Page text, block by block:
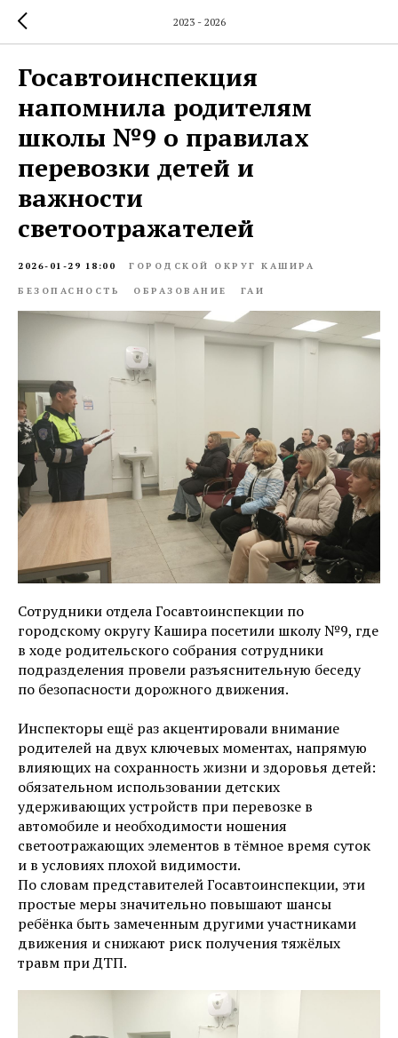
2023 - 2026
Госавтоинспекция
напомнила родителям
школы №9 о правилах
перевозки детей и
важности
светоотражателей
2026-01-29 18:00 ГОРОДСКОЙ ОКРУГ КАШИРА
БЕЗОПАСНОСТЬ ОБРАЗОВАНИЕ ГАИ
Сотрудники отдела Госавтоинспекции по
городскому округу Кашира посетили школу №9, где
в ходе родительского собрания сотрудники
подразделения провели разъяснительную беседу
по безопасности дорожного движения.
Инспекторы ещё раз акцентировали внимание
родителей на двух ключевых моментах, напрямую
влияющих на сохранность жизни и здоровья детей:
обязательном использовании детских
удерживающих устройств при перевозке в
автомобиле и необходимости ношения
светоотражающих элементов в тёмное время суток
и в условиях плохой видимости.
По словам представителей Госавтоинспекции, эти
простые меры значительно повышают шансы
ребёнка быть замеченным другими участниками
движения и снижают риск получения тяжёлых
травм при ДТП.